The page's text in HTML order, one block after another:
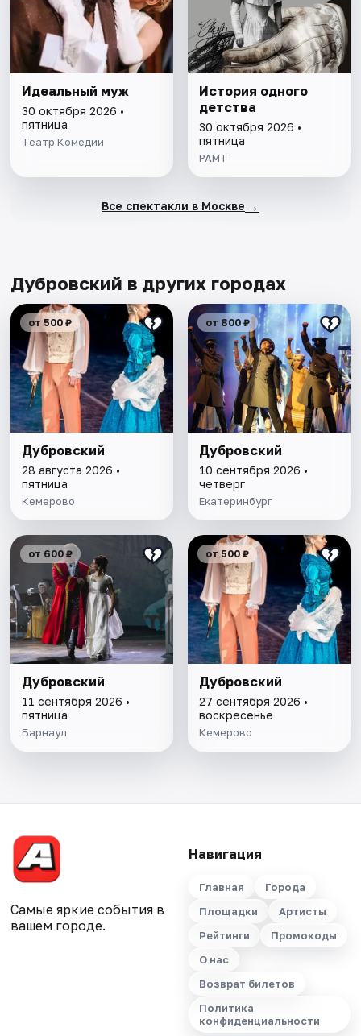
Идеальный муж
30 октября 2026 •
пятница
Театр Комедии
История одного
детства
30 октября 2026 •
пятница
РАМТ
Все спектакли в Москве →
Дубровский в других городах
от 500 ₽
Дубровский
28 августа 2026 •
пятница
Кемерово
от 800 ₽
Дубровский
10 сентября 2026 •
четверг
Екатеринбург
от 600 ₽
Дубровский
11 сентября 2026 •
пятница
Барнаул
от 500 ₽
Дубровский
27 сентября 2026 •
воскресенье
Кемерово
Самые яркие события в
вашем городе.
Навигация
Главная
Города
Площадки
Артисты
Рейтинги
Промокоды
О нас
Возврат билетов
Политика
конфиденциальности